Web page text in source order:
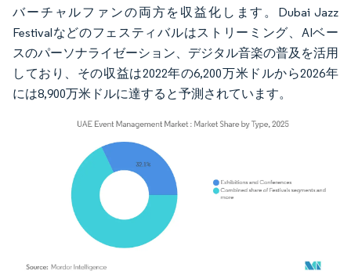
バーチャルファンの両方を収益化します。Dubai Jazz
Festivalなどのフェスティバルはストリーミング、AIベー
スのパーソナライゼーション、デジタル音楽の普及を活用
しており、その収益は2022年の6,200万米ドルから2026年
には8,900万米ドルに達すると予測されています。